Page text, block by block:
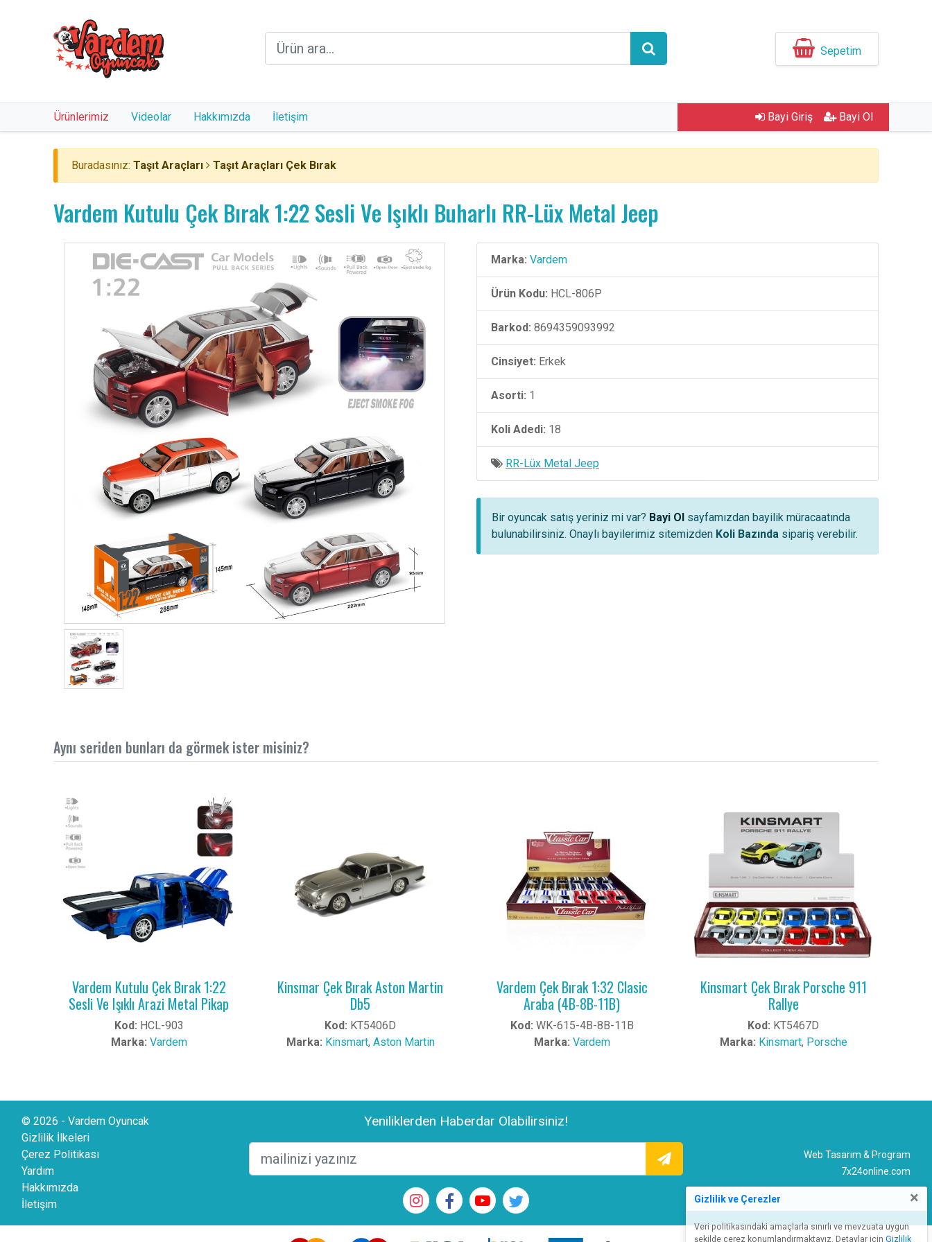
Sepetim
Ürünlerimiz Videolar Hakkımızda İletişim Bayi Giriş Bayi Ol
Buradasınız: Taşıt Araçları Taşıt Araçları Çek Bırak
Vardem Kutulu Çek Bırak 1:22 Sesli Ve Işıklı Buharlı RR-Lüx Metal Jeep
Marka: Vardem
Ürün Kodu: HCL-806P
Barkod: 8694359093992
Cinsiyet: Erkek
Asorti: 1
Koli Adedi: 18
RR-Lüx Metal Jeep
Bir oyuncak satış yeriniz mi var? Bayi Ol sayfamızdan bayilik müracaatında
bulunabilirsiniz. Onaylı bayilerimiz sitemizden Koli Bazında sipariş verebilir.
Aynı seriden bunları da görmek ister misiniz?
Vardem Kutulu Çek Bırak 1:22
Sesli Ve Işıklı Arazi Metal Pikap
Kod: HCL-903
Marka: Vardem
Kinsmar Çek Bırak Aston Martin
Db5
Kod: KT5406D
Marka: Kinsmart, Aston Martin
Vardem Çek Bırak 1:32 Clasic
Araba (4B-8B-11B)
Kod: WK-615-4B-8B-11B
Marka: Vardem
Kinsmart Çek Bırak Porsche 911
Rallye
Kod: KT5467D
Marka: Kinsmart, Porsche
© 2026 - Vardem Oyuncak
Gizlilik İlkeleri
Çerez Politikası
Yardım
Hakkımızda
İletişim
Yeniliklerden Haberdar Olabilirsiniz!
Web Tasarım & Program
7x24online.com
Gizlilik ve Çerezler ×
Veri politikasındaki amaçlarla sınırlı ve mevzuata uygun
şekilde çerez konumlandırmaktayız. Detaylar için Gizlilik